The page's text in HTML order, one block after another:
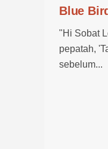
Blue
"Hi Sobat
pepatah,
sebelum...